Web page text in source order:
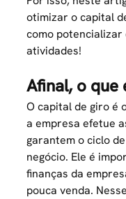
otimizar o capital
como potencializar
atividades!
Afinal, o que
O capital de giro é
a empresa efetue
garantem o ciclo
negócio. Ele é
finanças da
pouca venda.